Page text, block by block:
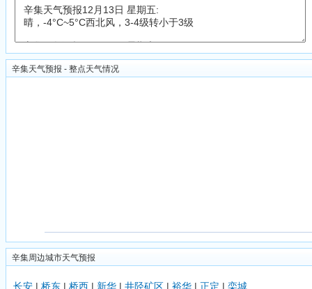
辛集天气预报 - 整点天气情况
辛集周边城市天气预报
长安 | 桥东 | 桥西 | 新华 | 井陉矿区 | 裕华 | 正定 | 栾城